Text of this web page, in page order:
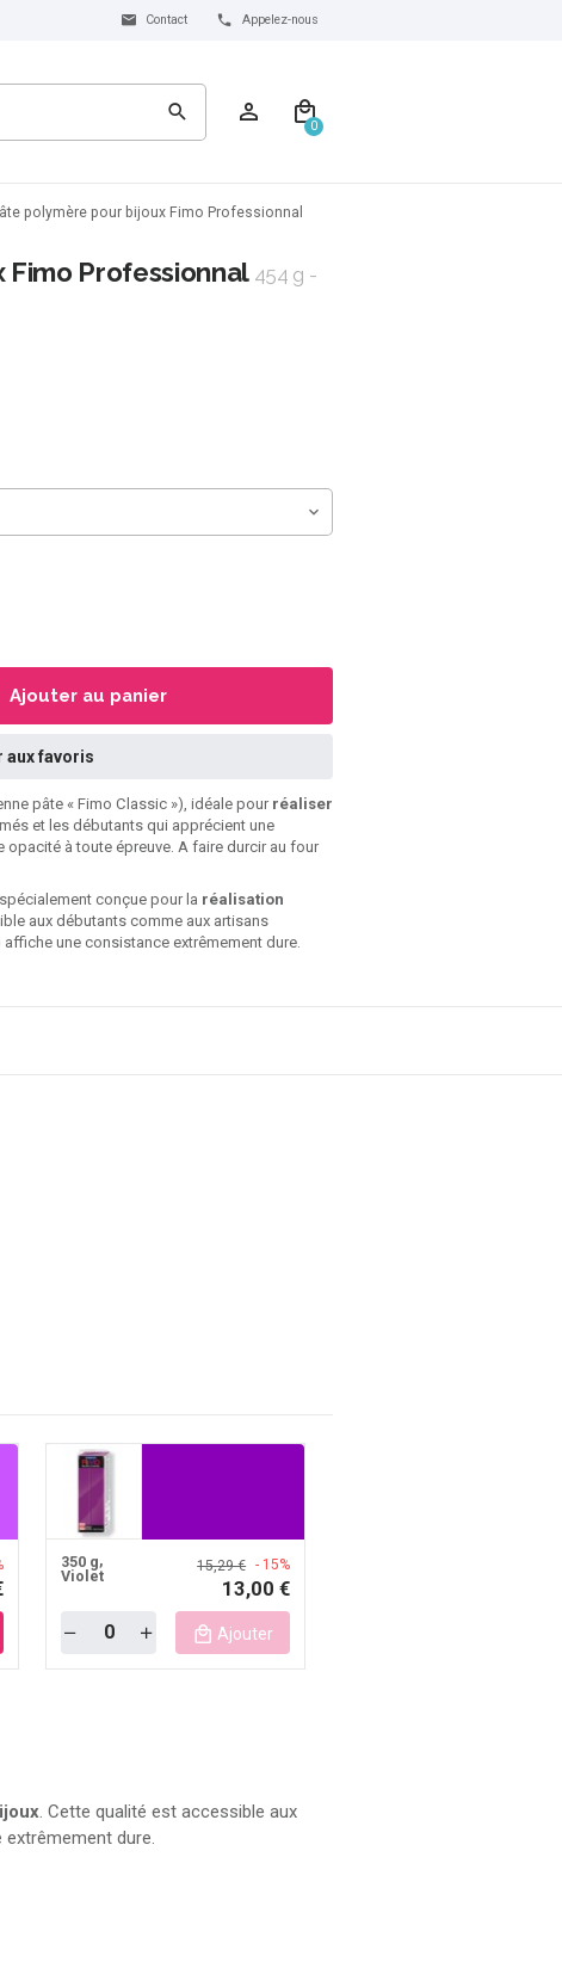
Contact Appelez-nous
0
polymère pour bijoux Fimo Professionnal
Professionnal 454 g -
Ajouter au panier
aux favoris
pâte « Fimo Classic »), idéale pour réaliser
et les débutants qui apprécient une
opacité à toute épreuve. A faire durcir au four
conçue pour la réalisation
aux débutants comme aux artisans
une consistance extrêmement dure.
350 g
Violet
15,29 € - 15%
13,00 €
Quantity
Ajouter
. Cette qualité est accessible aux
dure.